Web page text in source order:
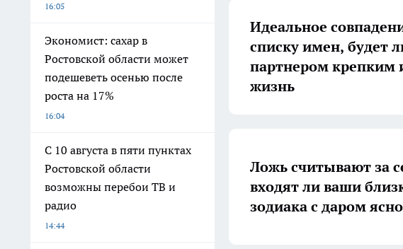
16:05
Экономист: сахар в
Ростовской области может
подешеветь осенью после
роста на 17%
16:04
С 10 августа в пяти пунктах
Ростовской области
возможны перебои ТВ и
радио
14:44
Идеальное
списку имен, будет
партнером крепким
жизнь
Ложь считывают за
входят ли ваши
зодиака с даром